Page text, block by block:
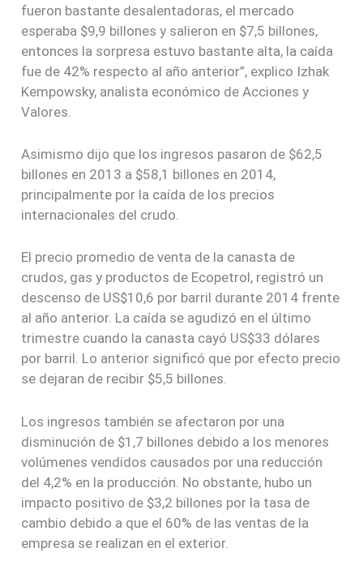
fueron bastante desalentadoras, el mercado
esperaba $9,9 billones y salieron en $7,5 billones,
entonces la sorpresa estuvo bastante alta, la caída
fue de 42% respecto al año anterior”, explico Izhak
Kempowsky, analista económico de Acciones y
Valores.
Asimismo dijo que los ingresos pasaron de $62,5
billones en 2013 a $58,1 billones en 2014,
principalmente por la caída de los precios
internacionales del crudo.
El precio promedio de venta de la canasta de
crudos, gas y productos de Ecopetrol, registró un
descenso de US$10,6 por barril durante 2014 frente
al año anterior. La caída se agudizó en el último
trimestre cuando la canasta cayó US$33 dólares
por barril. Lo anterior significó que por efecto precio
se dejaran de recibir $5,5 billones.
Los ingresos también se afectaron por una
disminución de $1,7 billones debido a los menores
volúmenes vendidos causados por una reducción
del 4,2% en la producción. No obstante, hubo un
impacto positivo de $3,2 billones por la tasa de
cambio debido a que el 60% de las ventas de la
empresa se realizan en el exterior.